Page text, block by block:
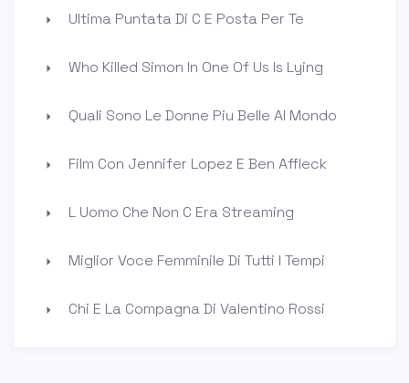
Ultima Puntata Di C E Posta Per Te
Who Killed Simon In One Of Us Is Lying
Quali Sono Le Donne Piu Belle Al Mondo
Film Con Jennifer Lopez E Ben Affleck
L Uomo Che Non C Era Streaming
Miglior Voce Femminile Di Tutti I Tempi
Chi E La Compagna Di Valentino Rossi